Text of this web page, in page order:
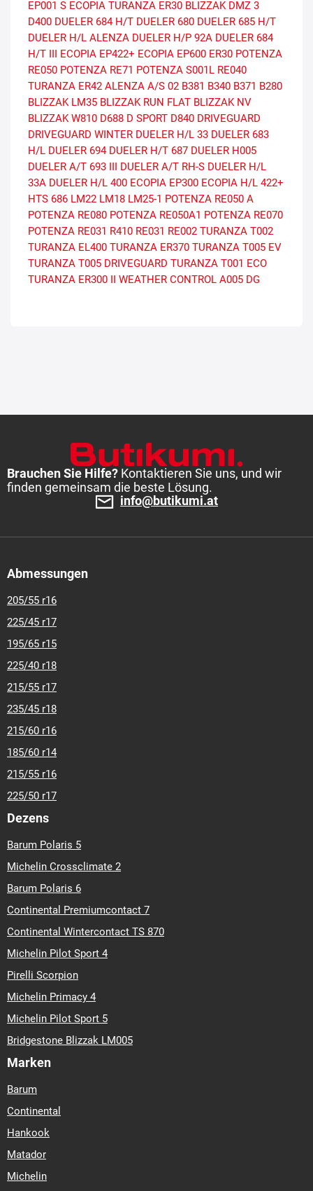
EP001 S ECOPIA TURANZA ER30 BLIZZAK DMZ 3
D400 DUELER 684 H/T DUELER 680 DUELER 685 H/T
DUELER H/L ALENZA DUELER H/P 92A DUELER 684
H/T III
ECOPIA EP422+ ECOPIA EP600 ER30 POTENZA
RE050 POTENZA RE71 POTENZA S001L RE040
TURANZA ER42 ALENZA A/S 02 B381 B340 B371 B280
BLIZZAK LM35 BLIZZAK RUN FLAT BLIZZAK NV
BLIZZAK W810 D688 D SPORT D840 DRIVEGUARD
DRIVEGUARD WINTER DUELER H/L 33 DUELER 683
H/L DUELER 694 DUELER H/T 687 DUELER H005
DUELER A/T 693 III
DUELER A/T RH-S DUELER H/L
33A DUELER H/L 400 ECOPIA EP300 ECOPIA H/L 422+
HTS 686 LM22 LM18 LM25-1 POTENZA RE050 A
POTENZA RE080 POTENZA RE050A1 POTENZA RE070
POTENZA RE031 R410 RE031 RE002 TURANZA T002
TURANZA EL400 TURANZA ER370 TURANZA T005 EV
TURANZA T005 DRIVEGUARD TURANZA T001 ECO
TURANZA ER300 II
WEATHER CONTROL A005 DG
Brauchen Sie Hilfe? Kontaktieren Sie uns, und wir
finden gemeinsam die beste Lösung.
info@butikumi.at
Abmessungen
205/55 r16
225/45 r17
195/65 r15
225/40 r18
215/55 r17
235/45 r18
215/60 r16
185/60 r14
215/55 r16
225/50 r17
Dezens
Barum Polaris 5
Michelin Crossclimate 2
Barum Polaris 6
Continental Premiumcontact 7
Continental Wintercontact TS 870
Michelin Pilot Sport 4
Pirelli Scorpion
Michelin Primacy 4
Michelin Pilot Sport 5
Bridgestone Blizzak LM005
Marken
Barum
Continental
Hankook
Matador
Michelin